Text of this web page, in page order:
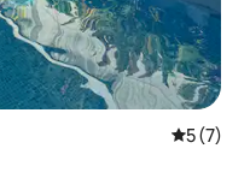
5 ud af 5
5 (7)